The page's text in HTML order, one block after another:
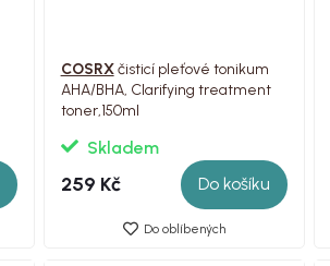
COSRXčisticí pleťové tonikum
AHA/BHA, Clarifying treatment
toner,150ml
Skladem
259 Kč Do košíku
Do oblíbených